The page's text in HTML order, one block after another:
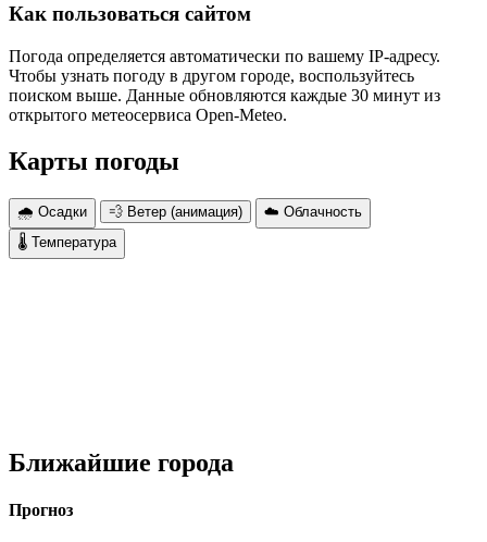
Как пользоваться сайтом
Погода определяется автоматически по вашему IP-адресу.
Чтобы узнать погоду в другом городе, воспользуйтесь
поиском выше. Данные обновляются каждые 30 минут из
открытого метеосервиса Open-Meteo.
Карты погоды
🌧 Осадки 💨 Ветер (анимация)
☁️ Облачность
🌡 Температура
Ближайшие города
Прогноз